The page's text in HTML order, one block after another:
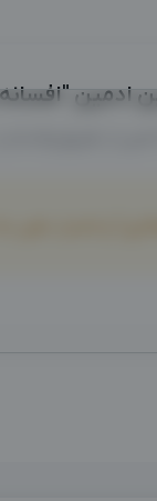
ادمین "افسانه
از طریق